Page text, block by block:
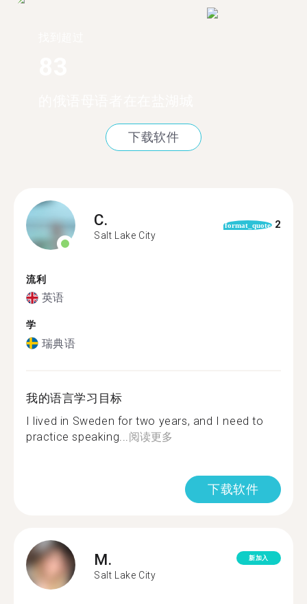
下载软件
C.
Salt Lake City
format_quote 2
流利
英语
学
瑞典语
我的语言学习目标
I lived in Sweden for two years, and I need to
practice speaking... 阅读更多
下载软件
M.
Salt Lake City
新加入